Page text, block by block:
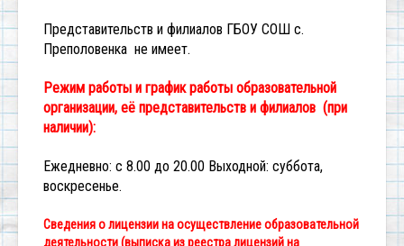
Представительств и филиалов ГБОУ СОШ с.
Преполовенка не имеет.
Режим работы и график работы образовательной
организации, её представительств и филиалов (при
наличии):
Ежедневно: с 8.00 до 20.00 Выходной: суббота,
воскресенье.
Сведения о лицензии на осуществление образовательной
деятельности (выписка из реестра лицензий на